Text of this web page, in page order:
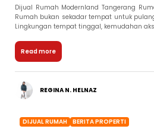
Dijual Rumah Modernland Tangerang
Rumah bukan sekadar tempat untuk
Lingkungan tempat tinggal, kemudahan
Read more
REGINA N. HELNAZ
DIJUAL RUMAH BERITA PROPERTI